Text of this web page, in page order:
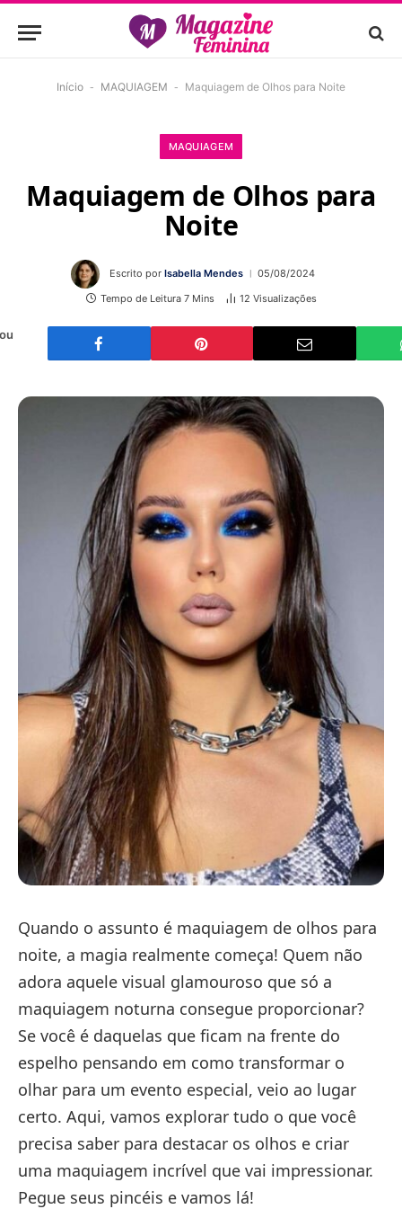
Início - MAQUIAGEM - Maquiagem de Olhos para Noite
MAQUIAGEM
Maquiagem de Olhos para
Noite
Escrito por Isabella Mendes
05/08/2024
Tempo de Leitura 7 Mins
12 Visualizações
Quando o assunto é maquiagem de olhos para
noite, a magia realmente começa! Quem não
adora aquele visual glamouroso que só a
maquiagem noturna consegue proporcionar?
Se você é daquelas que ficam na frente do
espelho pensando em como transformar o
olhar para um evento especial, veio ao lugar
certo. Aqui, vamos explorar tudo o que você
precisa saber para destacar os olhos e criar
uma maquiagem incrível que vai impressionar.
Pegue seus pincéis e vamos lá!